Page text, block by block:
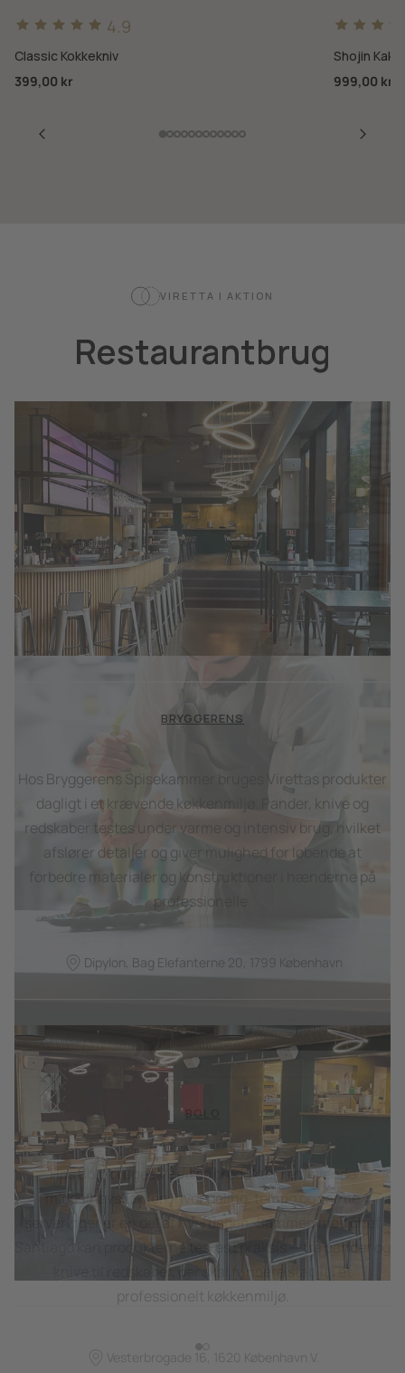
4.9
Classic Kokkekniv
399,00 kr
Shojin
999,00 kr
VIRETTA I AKTION
Restaurantbrug
BRYGGERENS
Hos Bryggerens Spisekammer bruges Virettas produkter
dagligt i et krævende køkkenmiljø. Pander, knive og
redskaber testes under varme og intensiv brug, hvilket
afslører detaljer og giver mulighed for løbende at
forbedre materialer og konstruktioner i hænderne på
professionelle.
Dipylon, Bag Elefanterne 20, 1799 København